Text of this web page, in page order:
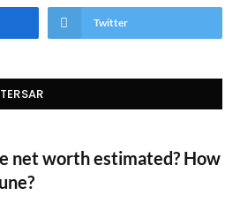
Twitter
net worth estimated? How